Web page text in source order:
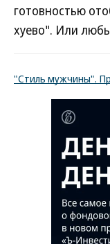
готовностью
хуево". Или
"Стиль мужчины".